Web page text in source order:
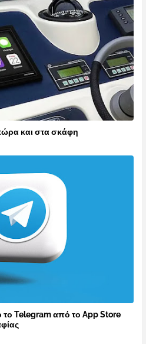
και στα σκάφη
το Telegram από το App Store